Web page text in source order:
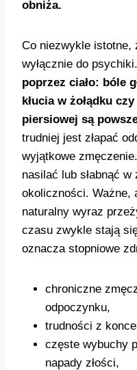
obniża.
Co niezwykle istotne,
wyłącznie do psychiki.
poprzez ciało: bóle
kłucia w żołądku
piersiowej są
trudniej jest złapać
wyjątkowe
nasilać lub słabnąć
okoliczności. Ważne,
naturalny wyraz
czasu zwykle stają
oznacza stopniowe
chroniczne
odpoczynku,
trudności z
częste wybuchy
napady złości,